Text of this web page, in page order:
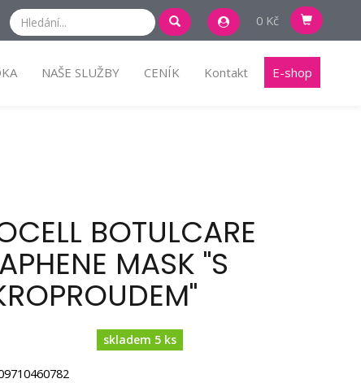
0 Kč
NAŠE SLUŽBY CENÍK Kontakt E-shop
BOTULCARE
MASK "S
skladem 5 ks